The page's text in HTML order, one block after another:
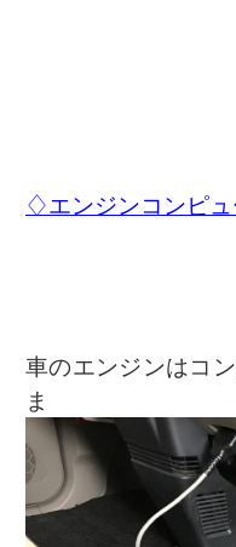
♢エンジンコンピ
車のエンジンはコ
ま